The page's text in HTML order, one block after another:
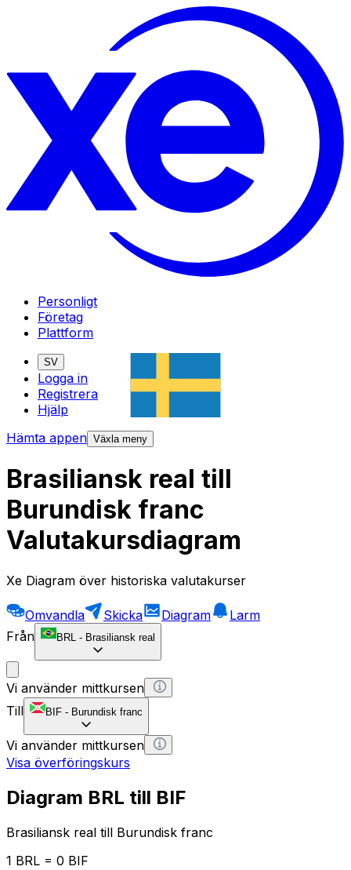
Personligt
Företag
Plattform
SV
Logga in
Registrera
Hjälp
Hämta appen Växla meny
Brasiliansk real till
Burundisk franc
Valutakursdiagram
Xe Diagram över historiska valutakurser
Omvandla Skicka Diagram
Larm
Från
BRL - Brasiliansk real
Vi använder mittkursen
Till
BIF - Burundisk franc
Vi använder mittkursen
Visa överföringskurs
Diagram BRL till BIF
Brasiliansk real till Burundisk franc
1 BRL = 0 BIF